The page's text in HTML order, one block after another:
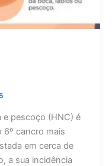
e pescoço (HNC) é
cancro mais
em cerca de
a sua incidência